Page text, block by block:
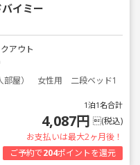
イミー
アウト
部屋） 女性用 二段ベッド1
1泊1名合計
4,087円 (税込)
お支払いは最大2ヶ月後！
ご予約で204ポイントを還元